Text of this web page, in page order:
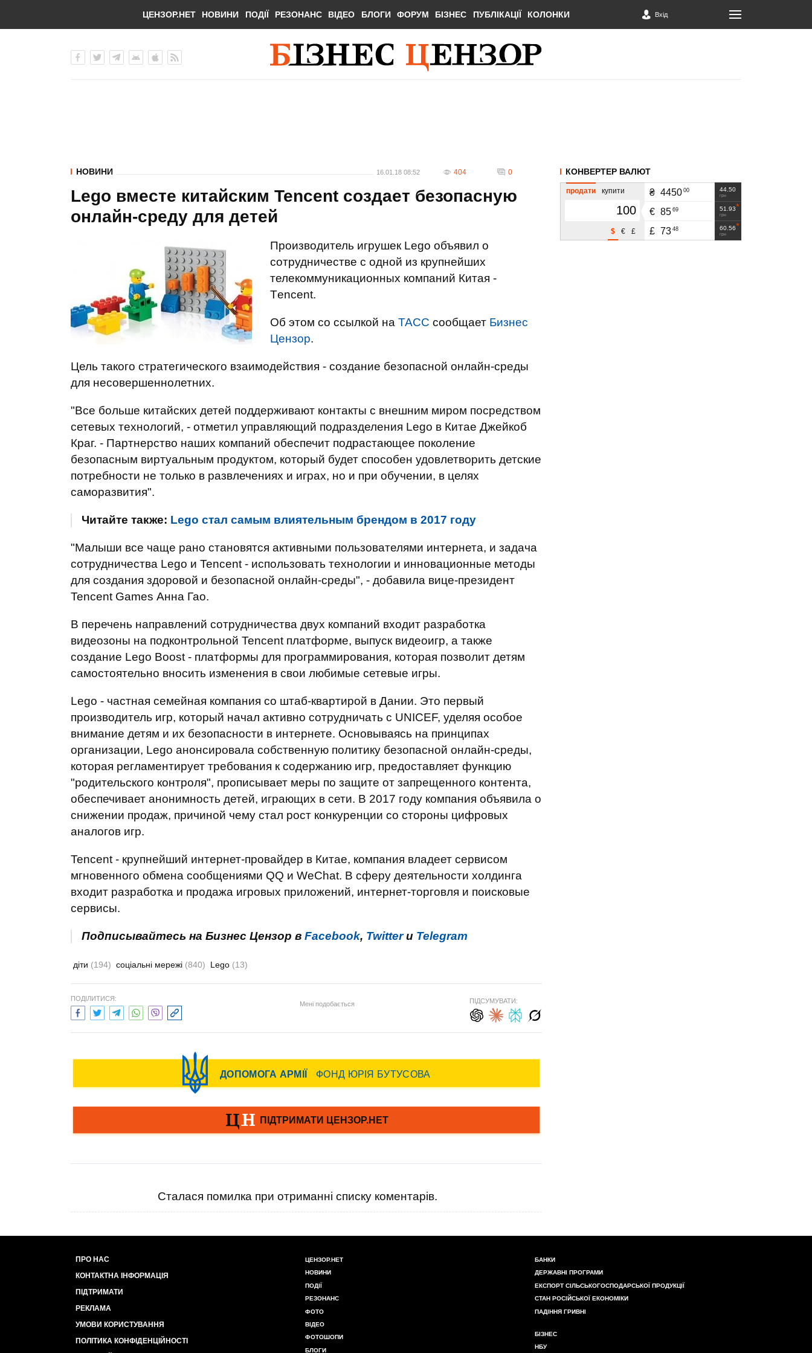
ЦЕНЗОР.НЕТ НОВИНИ ПОДІЇ РЕЗОНАНС ВІДЕО БЛОГИ ФОРУМ БІЗНЕС ПУБЛІКАЦІЇ КОЛОНКИ Вхід
НОВИНИ 16.01.18 08:52 404 0
Lego вместе китайским Tencent создает безопасную
онлайн-среду для детей
Производитель игрушек Lego объявил о
сотрудничестве с одной из крупнейших
телекоммуникационных компаний Китая -
Тencent.
Об этом со ссылкой на ТАСС сообщает Бизнес
Цензор.
Цель такого стратегического взаимодействия - создание безопасной онлайн-среды
для несовершеннолетних.
"Все больше китайских детей поддерживают контакты с внешним миром посредством
сетевых технологий, - отметил управляющий подразделения Lego в Китае Джейкоб
Краг. - Партнерство наших компаний обеспечит подрастающее поколение
безопасным виртуальным продуктом, который будет способен удовлетворить детские
потребности не только в развлечениях и играх, но и при обучении, в целях
саморазвития".
Читайте также: Lego стал самым влиятельным брендом в 2017 году
"Малыши все чаще рано становятся активными пользователями интернета, и задача
сотрудничества Lego и Tencent - использовать технологии и инновационные методы
для создания здоровой и безопасной онлайн-среды", - добавила вице-президент
Tencent Games Анна Гао.
В перечень направлений сотрудничества двух компаний входит разработка
видеозоны на подконтрольной Tencent платформе, выпуск видеоигр, а также
создание Lego Boost - платформы для программирования, которая позволит детям
самостоятельно вносить изменения в свои любимые сетевые игры.
Lego - частная семейная компания со штаб-квартирой в Дании. Это первый
производитель игр, который начал активно сотрудничать с UNICEF, уделяя особое
внимание детям и их безопасности в интернете. Основываясь на принципах
организации, Lego анонсировала собственную политику безопасной онлайн-среды,
которая регламентирует требования к содержанию игр, предоставляет функцию
"родительского контроля", прописывает меры по защите от запрещенного контента,
обеспечивает анонимность детей, играющих в сети. В 2017 году компания объявила о
снижении продаж, причиной чему стал рост конкуренции со стороны цифровых
аналогов игр.
Tencent - крупнейший интернет-провайдер в Китае, компания владеет сервисом
мгновенного обмена сообщениями QQ и WeChat. В сферу деятельности холдинга
входит разработка и продажа игровых приложений, интернет-торговля и поисковые
сервисы.
Подписывайтесь на Бизнес Цензор в Facebook, Twitterи Telegram
діти (194) соціальні мережі (840) Lego (13)
ПОДІЛИТИСЯ:
Мені подобається ПІДСУМУВАТИ:
Сталася помилка при отриманні списку коментарів.
КОНВЕРТЕР ВАЛЮТ
продати купити
£
€
$
44.50
грн
₴ 4450 00
51.93
грн
€ 85 69
60.56
грн
£ 73 48
ПРО НАС
КОНТАКТНА ІНФОРМАЦІЯ
ПІДТРИМАТИ
РЕКЛАМА
УМОВИ КОРИСТУВАННЯ
ПОЛІТИКА КОНФІДЕНЦІЙНОСТІ
ЦЕНЗОР.НЕТ
НОВИНИ
ПОДІЇ
РЕЗОНАНС
ФОТО
ВІДЕО
ФОТОШОПИ
БЛОГИ
БАНКИ
ДЕРЖАВНІ ПРОГРАМИ
ЕКСПОРТ СІЛЬСЬКОГОСПОДАРСЬКОЇ ПРОДУКЦІЇ
СТАН РОСІЙСЬКОЇ ЕКОНОМІКИ
ПАДІННЯ ГРИВНІ
БІЗНЕС
НБУ